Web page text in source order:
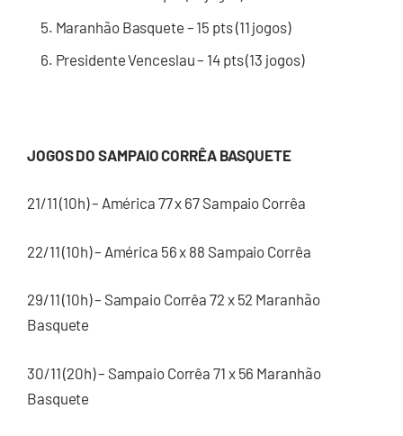
Maranhão Basquete – 15 pts (11 jogos)
Presidente Venceslau – 14 pts (13 jogos)
JOGOS DO SAMPAIO CORRÊA BASQUETE
21/11 (10h) – América 77 x 67 Sampaio Corrêa
22/11 (10h) – América 56 x 88 Sampaio Corrêa
29/11 (10h) – Sampaio Corrêa 72 x 52 Maranhão
Basquete
30/11 (20h) – Sampaio Corrêa 71 x 56 Maranhão
Basquete